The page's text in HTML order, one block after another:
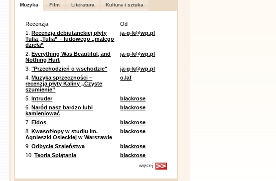
Muzyka Film Literatura Kultura i sztuka
Recenzja
Od
1.Recenzja debiutanckiej płyty
Tulia „Tulia” – ludowego „małego
dzieła”
ja-g-k@wp.pl
2.Everything Was Beautiful, and
Nothing Hurt
ja-g-k@wp.pl
3."Przechodzień o wschodzie"
ja-g-k@wp.pl
4.Muzyka sprzeczności –
recenzja płyty Kaliny „Czyste
szumienie”
o.laf
5.Intruder
blackrose
6.Naród nasz bardzo lubi
kamieniować
blackrose
7.Eidos
blackrose
8.Kwasożłopy w studiu im.
Agnieszki Osieckiej w Warszawie
blackrose
9.Odbycie Szaleństwa
blackrose
10.Teoria Splątania blackrose
więcej